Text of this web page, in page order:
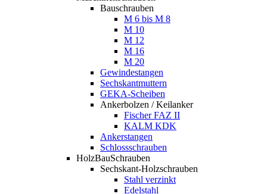
Bauschrauben
M 6 bis M 8
M 10
M 12
M 16
M 20
Gewindestangen
Sechskantmuttern
GEKA-Scheiben
Ankerbolzen / Keilanker
Fischer FAZ II
KALM KDK
Ankerstangen
Schlossschrauben
HolzBauSchrauben
Sechskant-Holzschrauben
Stahl verzinkt
Edelstahl